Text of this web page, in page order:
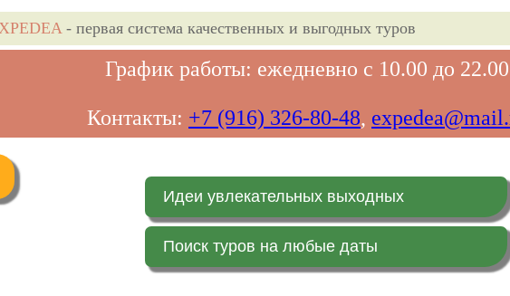
- первая система качественных и выгодных туров
График работы: ежедневно с 10.00 до 22.00
Контакты: +7 (916) 326-80-48,
Идеи увлекательных выходных
Поиск туров на любые даты